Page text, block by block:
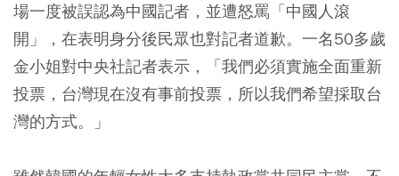
場一度被誤認為中國記者，並遭怒罵「中國人滾
開」，在表明身分後民眾也對記者道歉。一名50多歲
金小姐對中央社記者表示，「我們必須實施全面重新
投票，台灣現在沒有事前投票，所以我們希望採取台
灣的方式。」